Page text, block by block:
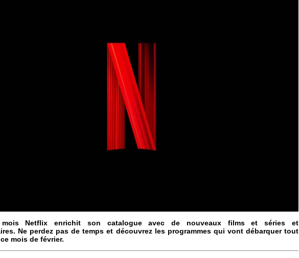
Netflix enrichit son catalogue avec de nouveaux films et séries et
Ne perdez pas de temps et découvrez les programmes qui vont débarquer tout
mois de février.